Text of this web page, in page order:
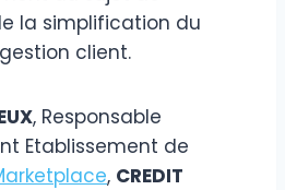
la simplification du
client.
, Responsable
Etablissement de
, CREDIT